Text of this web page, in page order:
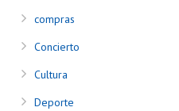
compras
Concierto
Cultura
Deporte